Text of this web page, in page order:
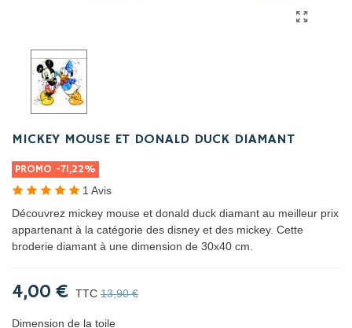
MICKEY MOUSE ET DONALD DUCK DIAMANT
PROMO -71,22%
1 Avis
Découvrez mickey mouse et donald duck diamant au meilleur prix
appartenant à la catégorie des disney et des mickey. Cette
broderie diamant à une dimension de 30x40 cm.
4,00 € TTC 13,90 €
Dimension de la toile